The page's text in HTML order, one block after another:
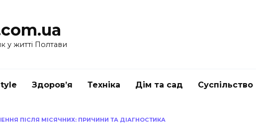
у житті Полтави
Здоров’я Техніка Дім та сад Суспільство
ПІСЛЯ МІСЯЧНИХ: ПРИЧИНИ ТА ДІАГНОСТИКА